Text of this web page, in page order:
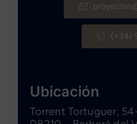
(+34)
Ubicación
Torrent Tortuguer,